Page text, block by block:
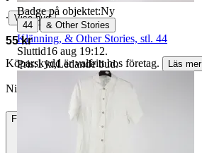
∙ Visa bud
55 kr
Köparskydd är valfritt hos företag.
Läs mer
Nikita_9 vann auktionen
Frakt 84 kr DSV
Badge på objektet:Ny
44 | & Other Stories
Klänning, & Other Stories, stl. 44
Sluttid16 aug 19:12.
Pris:1 kr,Ledande bud.